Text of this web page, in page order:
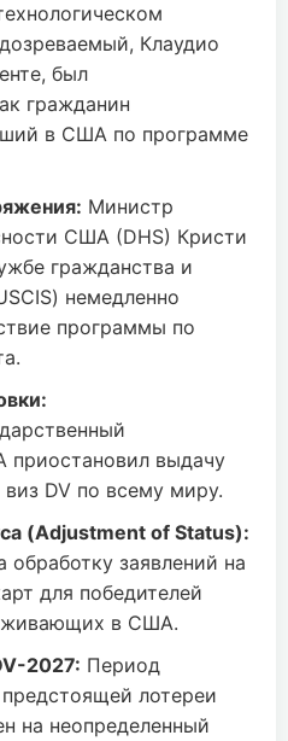
Клаудио
был
гражданин
в США по программе
Министр
США (DHS) Кристи
гражданства и
немедленно
программы по
приостановил выдачу
DV по всему миру.
(Adjustment of Status):
обработку заявлений на
для победителей
в США.
2027: Период
лотереи
на неопределенный